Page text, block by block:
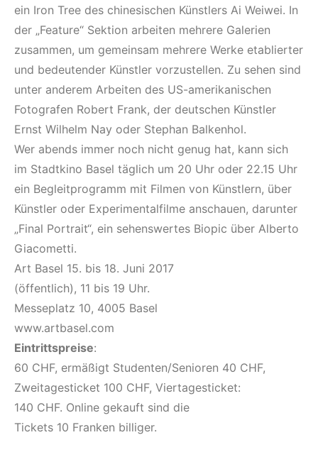
ein Iron Tree des chinesischen Künstlers Ai Weiwei. In
der „Feature“ Sektion arbeiten mehrere Galerien
zusammen, um gemeinsam mehrere Werke etablierter
und bedeutender Künstler vorzustellen. Zu sehen sind
unter anderem Arbeiten des US-amerikanischen
Fotografen Robert Frank, der deutschen Künstler
Ernst Wilhelm Nay oder Stephan Balkenhol.
Wer abends immer noch nicht genug hat, kann sich
im Stadtkino Basel täglich um 20 Uhr oder 22.15 Uhr
ein Begleitprogramm mit Filmen von Künstlern, über
Künstler oder Experimentalfilme anschauen, darunter
„Final Portrait“, ein sehenswertes Biopic über Alberto
Giacometti.
Art Basel 15. bis 18. Juni 2017
(öffentlich), 11 bis 19 Uhr.
Messeplatz 10, 4005 Basel
www.artbasel.com
Eintrittspreise:
60 CHF, ermäßigt Studenten/Senioren 40 CHF,
Zweitagesticket 100 CHF, Viertagesticket:
140 CHF. Online gekauft sind die
Tickets 10 Franken billiger.